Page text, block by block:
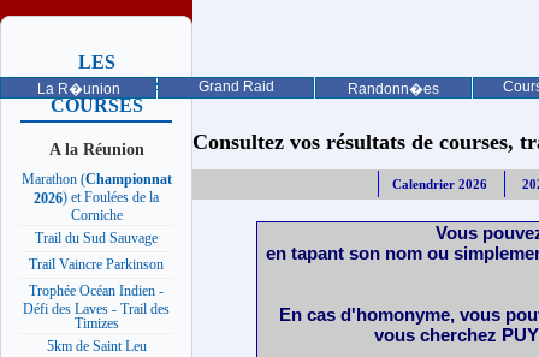
La R�union Grand Raid Randonn�es
LES
PROCHAINES
COURSES
A la Réunion
Marathon (Championnat
2026) et Foulées de la
Corniche
Trail du Sud Sauvage
Trail Vaincre Parkinson
Trophée Océan Indien -
Défi des Laves - Trail des
Timizes
5km de Saint Leu
Consultez vos résultats de courses,
Calendrier 2026
Vous
en tapant son nom ou
En cas d'homonyme, vous
vous cherchez